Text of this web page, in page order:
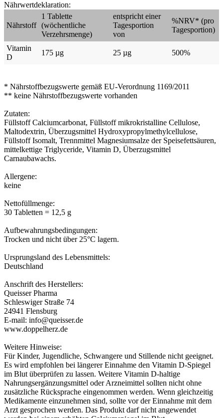
Nährwertdeklaration:
Nährstoff
1 Tablette
(wöchentliche
Verzehrsmenge)
entspricht einer
Tagesportion
von
%NRV* (pro
Tagesportion)
Vitamin
D
175 µg 25 µg 500%
* Nährstoffbezugswerte gemäß EU-Verordnung 1169/2011
** keine Nährstoffbezugswerte vorhanden
Zutaten:
Füllstoff Calciumcarbonat, Füllstoff mikrokristalline Cellulose,
Maltodextrin, Überzugsmittel Hydroxypropylmethylcellulose,
Füllstoff Isomalt, Trennmittel Magnesiumsalze der Speisefettsäuren,
mittelkettige Triglyceride, Vitamin D, Überzugsmittel
Carnaubawachs.
Allergene:
keine
Nettofüllmenge:
30 Tabletten = 12,5 g
Aufbewahrungsbedingungen:
Trocken und nicht über 25°C lagern.
Ursprungsland des Lebensmittels:
Deutschland
Anschrift des Herstellers:
Queisser Pharma
Schleswiger Straße 74
24941 Flensburg
E-mail: info@queisser.de
www.doppelherz.de
Weitere Hinweise:
Für Kinder, Jugendliche, Schwangere und Stillende nicht geeignet.
Es wird empfohlen bei längerer Einnahme den Vitamin D-Spiegel
im Blut überprüfen zu lassen. Weitere Vitamin D-haltige
Nahrungsergänzungsmittel oder Arzneimittel sollten nicht ohne
zusätzliche Rücksprache eingenommen werden. Wenn gleichzeitig
Medikamente einzunehmen sind, sollte vor der Einnahme mit dem
Arzt gesprochen werden. Das Produkt darf nicht angewendet